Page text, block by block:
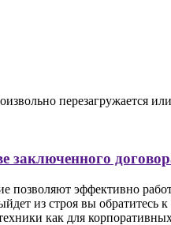
перезагружается
заключенного
эффективно
из строя вы обратитесь
как для